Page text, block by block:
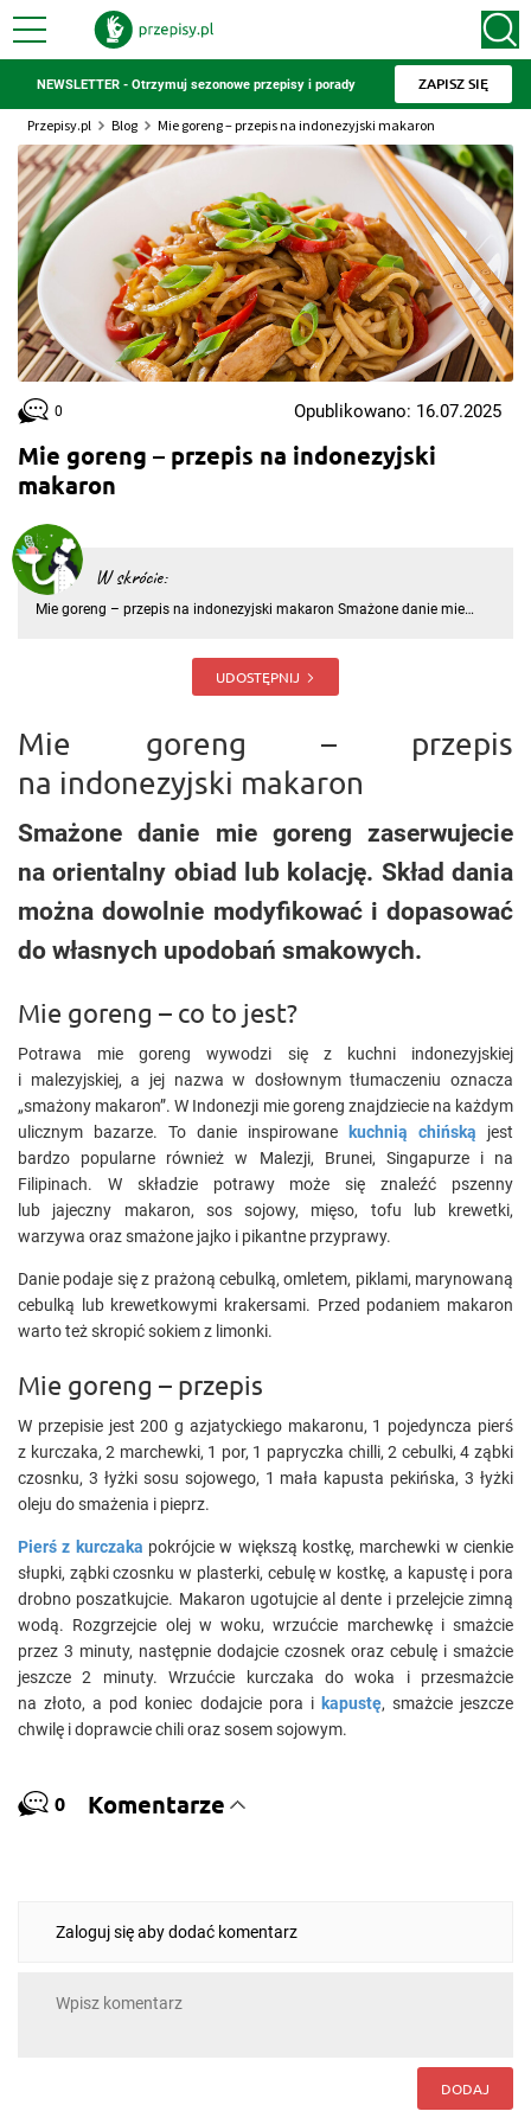
NEWSLETTER - Otrzymuj sezonowe przepisy i porady ZAPISZ SIĘ
Przepisy.pl Blog Mie goreng – przepis na indonezyjski makaron
Mie goreng – przepis na indonezyjski
makaron
W skrócie:
Mie goreng – przepis na indonezyjski makaron Smażone danie mie
smakowych. Mie goreng – co to jest? Potrawa mie goreng wywodzi s
UDOSTĘPNIJ
0 Opublikowano: 16.07.2025
Mie goreng – przepis
na indonezyjski makaron
Smażone danie mie goreng zaserwujecie
na orientalny obiad lub kolację. Skład dania
można dowolnie modyfikować i dopasować
do własnych upodobań smakowych.
Mie goreng – co to jest?
Potrawa mie goreng wywodzi się z kuchni indonezyjskiej
i malezyjskiej, a jej nazwa w dosłownym tłumaczeniu oznacza
„smażony makaron”. W Indonezji mie goreng znajdziecie na każdym
ulicznym bazarze. To danie inspirowane
kuchnią chińską jest
bardzo popularne również w Malezji, Brunei, Singapurze i na
Filipinach. W składzie potrawy może się znaleźć pszenny
lub jajeczny makaron, sos sojowy, mięso, tofu lub krewetki,
warzywa oraz smażone jajko i pikantne przyprawy.
Danie podaje się z prażoną cebulką, omletem, piklami, marynowaną
cebulką lub krewetkowymi krakersami. Przed podaniem makaron
warto też skropić sokiem z limonki.
Mie goreng – przepis
W przepisie jest 200 g azjatyckiego makaronu, 1 pojedyncza pierś
z kurczaka, 2 marchewki, 1 por, 1 papryczka chilli, 2 cebulki, 4 ząbki
czosnku, 3 łyżki sosu sojowego, 1 mała kapusta pekińska, 3 łyżki
oleju do smażenia i pieprz.
Pierś z kurczaka pokrójcie w większą kostkę, marchewki w cienkie
słupki, ząbki czosnku w plasterki, cebulę w kostkę, a kapustę i pora
drobno poszatkujcie. Makaron ugotujcie al dente i przelejcie zimną
wodą. Rozgrzejcie olej w woku, wrzućcie marchewkę i smażcie
przez 3 minuty, następnie dodajcie czosnek oraz cebulę i smażcie
jeszcze 2 minuty. Wrzućcie kurczaka do woka i przesmażcie
na złoto, a pod koniec dodajcie pora i kapustę, smażcie jeszcze
chwilę i doprawcie chili oraz sosem sojowym.
0 Komentarze
Zaloguj się aby dodać komentarz
DODAJ